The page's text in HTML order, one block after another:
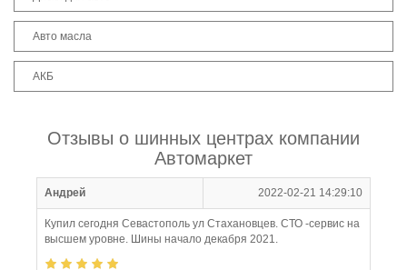
Авто масла
АКБ
Отзывы о шинных центрах компании
Автомаркет
Андрей 2022-02-21 14:29:10
Купил сегодня Севастополь ул Стахановцев. СТО -сервис на
высшем уровне. Шины начало декабря 2021.